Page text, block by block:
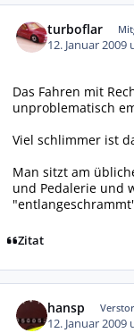
turboflar
12. Januar 2009
Das Fahren mit
unproblematisch
Viel schlimmer ist
Man sitzt am
und Pedalerie und
Zitat
hansp
12. Januar 2009